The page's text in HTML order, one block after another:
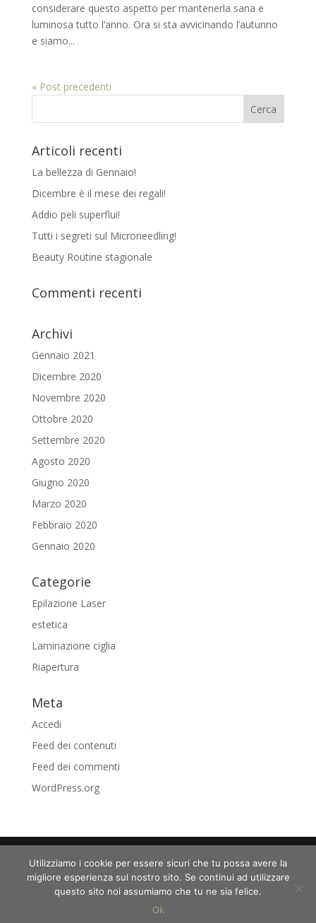
considerare questo aspetto per mantenerla sana e
luminosa tutto l’anno. Ora si sta avvicinando l’autunno
e siamo...
« Post precedenti
Articoli recenti
La bellezza di Gennaio!
Dicembre è il mese dei regali!
Addio peli superflui!
Tutti i segreti sul Microneedling!
Beauty Routine stagionale
Commenti recenti
Archivi
Gennaio 2021
Dicembre 2020
Novembre 2020
Ottobre 2020
Settembre 2020
Agosto 2020
Giugno 2020
Marzo 2020
Febbraio 2020
Gennaio 2020
Categorie
Epilazione Laser
estetica
Laminazione ciglia
Riapertura
Meta
Accedi
Feed dei contenuti
Feed dei commenti
WordPress.org
Copyright © 2025 S Beauty Lab S.N.C. di Turrini Sara e Kotova
Jolana Via della Lirica, 49 48124 Ravenna (RA) | P.iva 02626730390
|Privacy policy
Utilizziamo i cookie per essere sicuri che tu possa avere la
migliore esperienza sul nostro sito. Se continui ad utilizzare
questo sito noi assumiamo che tu ne sia felice.
Ok